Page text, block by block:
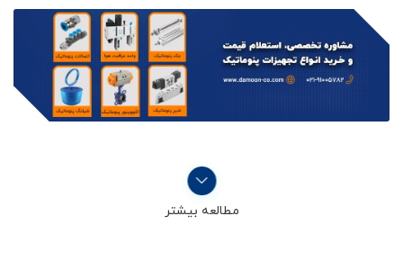
مطالعه بیشتر